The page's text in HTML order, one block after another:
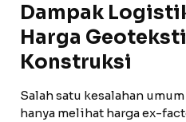
Dampak
Harga
Konstruksi
Salah satu kesalahan
hanya melihat harga ex-